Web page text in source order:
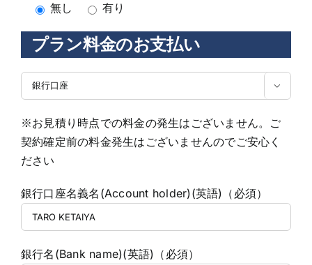
無し
有り
プラン料金のお支払い

※お見積り時点での料金の発生はございません。ご
契約確定前の料金発生はございませんのでご安心く
ださい
銀行口座名義名(Account holder)(英語)（必須）
銀行名(Bank name)(英語)（必須）